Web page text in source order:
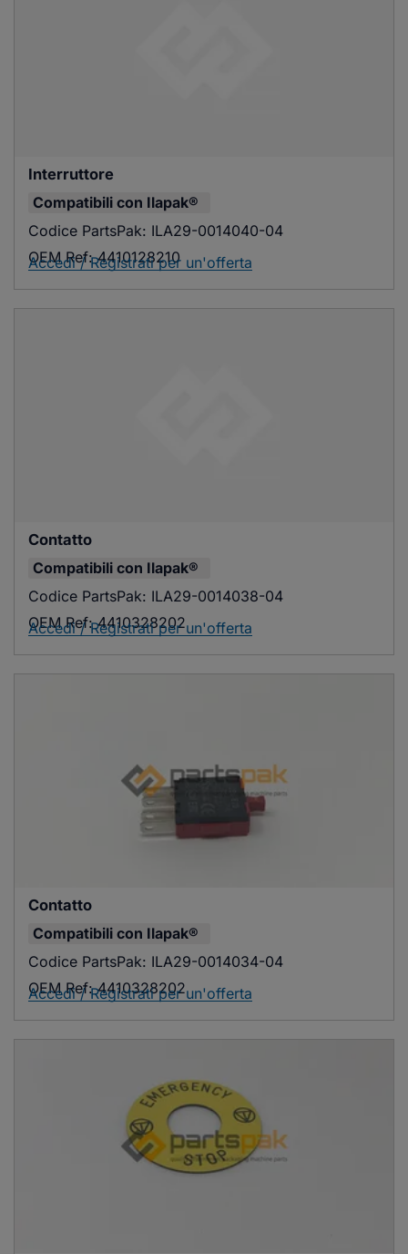
Interruttore
Compatibili con Ilapak®
Codice PartsPak: ILA29-0014040-04
OEM Ref: 4410128210
Accedi / Registrati per un'offerta
Contatto
Compatibili con Ilapak®
Codice PartsPak: ILA29-0014038-04
OEM Ref: 4410328202
Accedi / Registrati per un'offerta
Contatto
Compatibili con Ilapak®
Codice PartsPak: ILA29-0014034-04
OEM Ref: 4410328202
Accedi / Registrati per un'offerta